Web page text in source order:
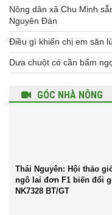
Nông dân xã Chu Minh
Nguyên Đán
Điều gì khiến chị em săn
Dưa chuột có cần bấm
GÓC NHÀ NÔNG
Thái Nguyên: Hội thảo
ngô lai đơn F1 biến đổi
NK7328 BT/GT